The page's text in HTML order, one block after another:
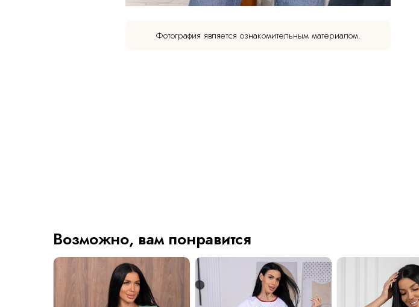
Фотография является ознакомительным материалом.
Возможно, вам понравится